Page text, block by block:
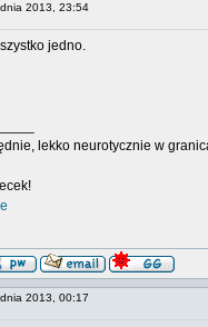
2013, 23:54
jedno.
lekko neurotycznie w
2013, 00:17